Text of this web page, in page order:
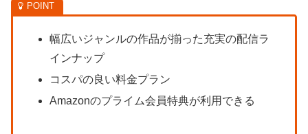
幅広いジャンルの作品が揃った充実の配信ラ
インナップ
コスパの良い料金プラン
Amazonのプライム会員特典が利用できる